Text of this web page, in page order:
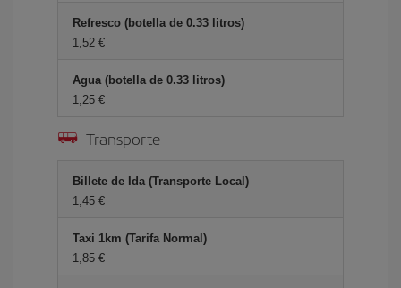
Refresco (botella de 0.33 litros)
1,52 €
Agua (botella de 0.33 litros)
1,25 €
Transporte
Billete de Ida (Transporte Local)
1,45 €
Taxi 1km (Tarifa Normal)
1,85 €